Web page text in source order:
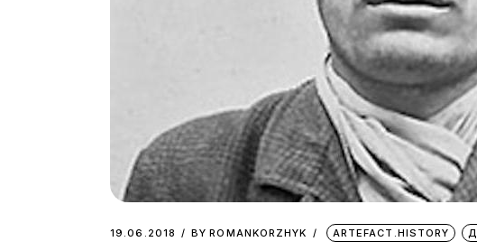
19.06.2018 BY ROMANKORZHYK ARTEFACT.HISTORY